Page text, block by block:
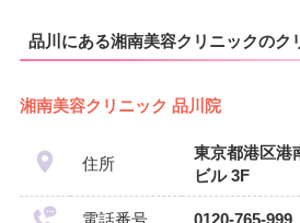
品川にある湘南美容クリニックのク
湘南美容クリニック 品川院
住所
東京都港区港
ビル 3F